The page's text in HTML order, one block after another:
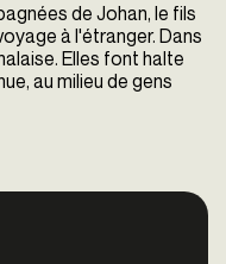
de Johan, le fils
à l'étranger. Dans
Elles font halte
au milieu de gens